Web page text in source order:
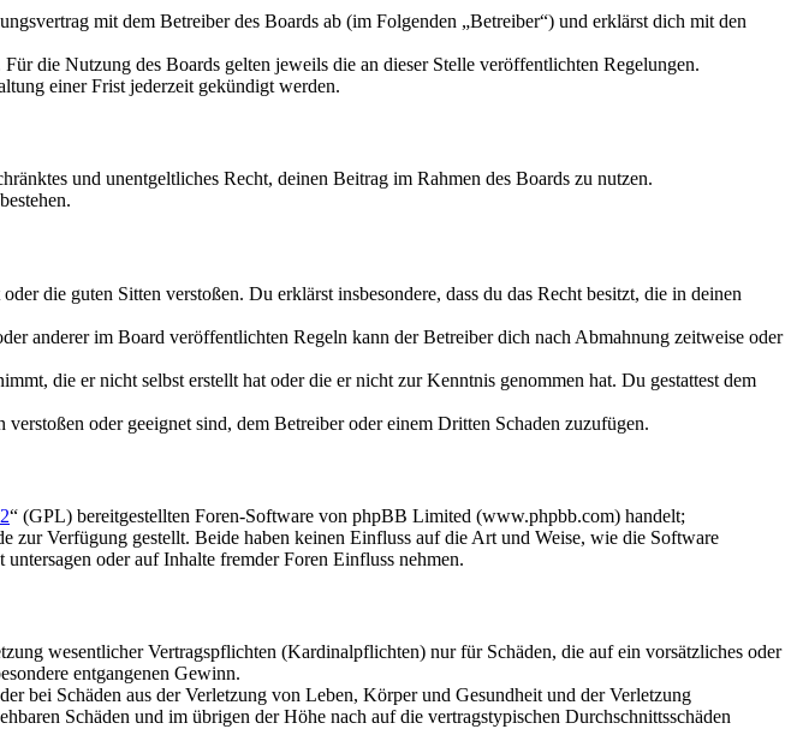
mit dem Betreiber des Boards ab (im Folgenden „Betreiber“) und erklärst dich mit den
die Nutzung des Boards gelten jeweils die an dieser Stelle veröffentlichten Regelungen.
einer Frist jederzeit gekündigt werden.
und unentgeltliches Recht, deinen Beitrag im Rahmen des Boards zu nutzen.
die guten Sitten verstoßen. Du erklärst insbesondere, dass du das Recht besitzt, die in deinen
anderer im Board veröffentlichten Regeln kann der Betreiber dich nach Abmahnung zeitweise oder
die er nicht selbst erstellt hat oder die er nicht zur Kenntnis genommen hat. Du gestattest dem
oder geeignet sind, dem Betreiber oder einem Dritten Schaden zuzufügen.
“ (GPL) bereitgestellten Foren-Software von phpBB Limited (www.phpbb.com) handelt;
Verfügung gestellt. Beide haben keinen Einfluss auf die Art und Weise, wie die Software
oder auf Inhalte fremder Foren Einfluss nehmen.
wesentlicher Vertragspflichten (Kardinalpflichten) nur für Schäden, die auf ein vorsätzliches oder
entgangenen Gewinn.
bei Schäden aus der Verletzung von Leben, Körper und Gesundheit und der Verletzung
Schäden und im übrigen der Höhe nach auf die vertragstypischen Durchschnittsschäden